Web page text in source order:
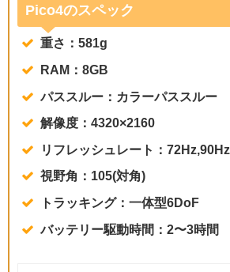
Pico4のスペック
重さ：581g
RAM：8GB
パススルー：カラーパススルー
解像度：4320×2160
リフレッシュレート：72Hz,90Hz
視野角：105(対角)
トラッキング：一体型6DoF
バッテリー駆動時間：2〜3時間